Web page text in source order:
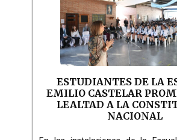
ESTUDIANTES DE LA
EMILIO CASTELAR
LEALTAD A LA
NACIONAL